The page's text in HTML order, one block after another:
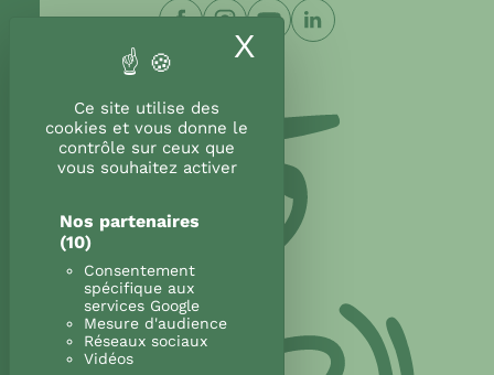
Ce site utilise des
cookies et vous donne le
contrôle sur ceux que
vous souhaitez activer
Nos partenaires
(10)
Consentement
spécifique aux
services Google
Mesure d'audience
Réseaux sociaux
Vidéos
X Masquer le